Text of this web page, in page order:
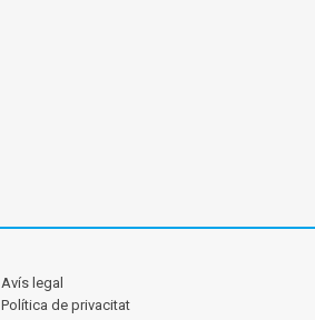
Avís legal
Política de privacitat